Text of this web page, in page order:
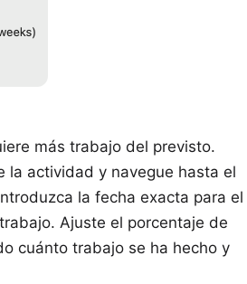
más trabajo del previsto.
la actividad y navegue hasta el
la fecha exacta para el
Ajuste el porcentaje de
cuánto trabajo se ha hecho y